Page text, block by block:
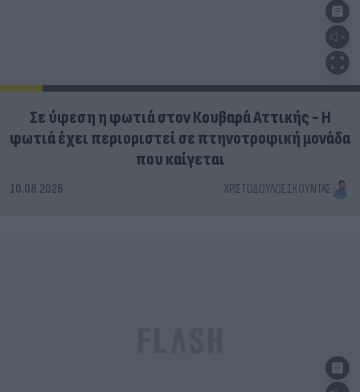
Σε ύφεση η φωτιά στον Κουβαρά Αττικής - Η
φωτιά έχει περιοριστεί σε πτηνοτροφική μονάδα